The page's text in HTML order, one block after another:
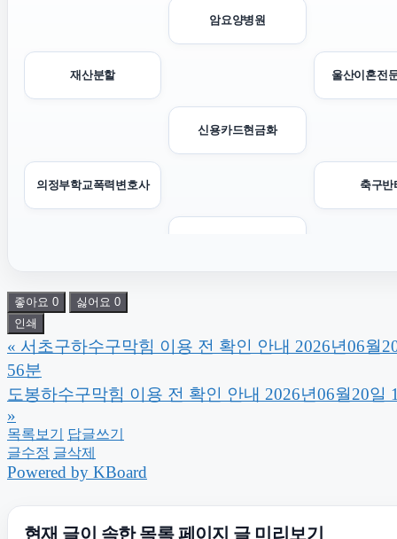
암요양병원
재산분할 울산이혼전
신용카드현금화
의정부학교폭력변호사 축구반
이혼소송
흥신소
대전이혼전문변호사 수원변
좋아요 0 싫어요 0
인쇄
« 서초구하수구막힘 이용 전 확인 안내 2026년06월
56분
도봉하수구막힘 이용 전 확인 안내 2026년06월20일
»
목록보기
답글쓰기
글수정 글삭제
Powered by KBoard
현재 글이 속한 목록 페이지 글 미리보기